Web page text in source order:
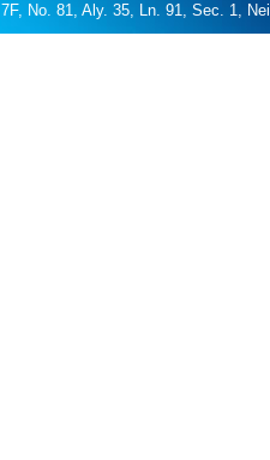
7F, No. 81, Aly. 35, Ln. 91, Sec. 1,